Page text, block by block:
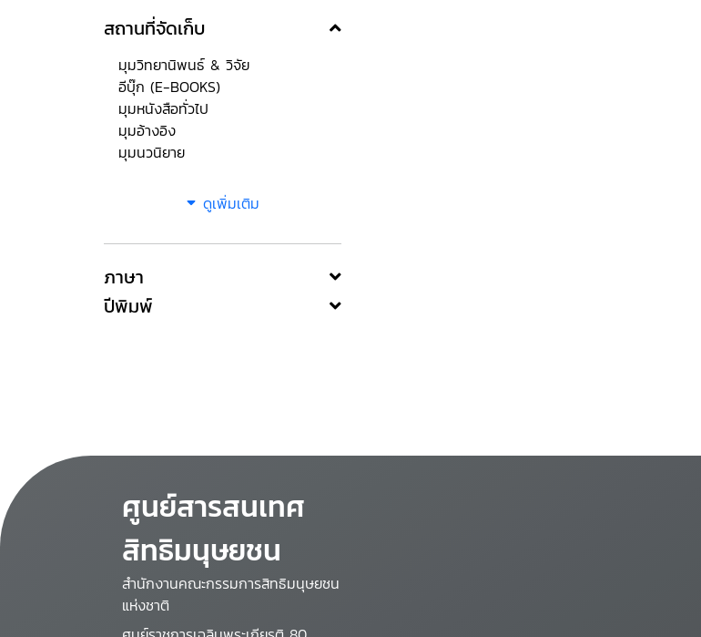
สถานที่จัดเก็บ
มุมวิทยานิพนธ์ & วิจัย
อีบุ๊ก (E-BOOKS)
มุมหนังสือทั่วไป
มุมอ้างอิง
มุมนวนิยาย
ดูเพิ่มเติม
ภาษา
ปีพิมพ์
ศูนย์สารสนเทศ
สิทธิมนุษยชน
สำนักงานคณะกรรมการสิทธิมนุษยชน
แห่งชาติ